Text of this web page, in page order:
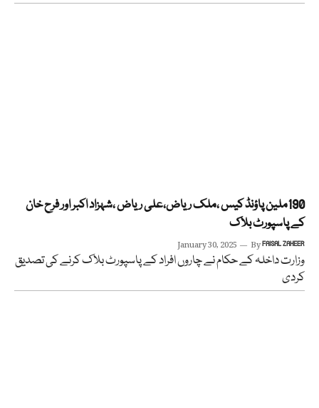
190ملین پاؤنڈ کیس ،ملک ریاض،علی ریاض ،شہزاد اکبر اور فرح خان
کے پاسپورٹ بلاک
January 30, 2025 ByFAISAL ZAHEER
وزارت داخلہ کے حکام نے چاروں افراد کے پاسپورٹ بلاک کرنے کی تصدیق
کردی